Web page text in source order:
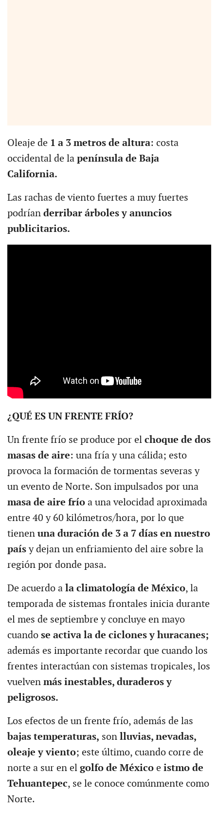
Oleaje de 1 a 3 metros de altura: costa
occidental de la península de Baja
California.
Las rachas de viento fuertes a muy fuertes
podríanderribar árboles y anuncios
publicitarios.
¿QUÉ ES UN FRENTE FRÍO?
Un frente frío se produce por el choque de dos
masas de aire: una fría y una cálida; esto
provoca la formación de tormentas severas y
un evento de Norte. Son impulsados por una
masa de aire fríoa una velocidad aproximada
entre 40 y 60 kilómetros/hora, por lo que
tienen una duración de 3 a 7 días en nuestro
paísy dejan un enfriamiento del aire sobre la
región por donde pasa.
De acuerdo ala climatología de México, la
temporada de sistemas frontales inicia durante
el mes de septiembre y concluye en mayo
cuando se activa la de ciclones y huracanes;
además es importante recordar que cuando los
frentes interactúan con sistemas tropicales, los
vuelven más inestables, duraderos y
peligrosos.
Los efectos de un frente frío, además de las
bajas temperaturas, son lluvias, nevadas,
oleaje y viento; este último, cuando corre de
norte a sur en elgolfo de Méxicoeistmo de
Tehuantepec, se le conoce comúnmente como
Norte.